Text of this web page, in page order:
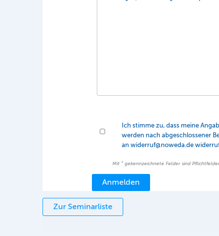
Ich stimme zu, dass meine
werden nach abgeschlossener
an widerruf@noweda.de
Mit *gekennzeichnete Felder sind
Zur Seminarliste